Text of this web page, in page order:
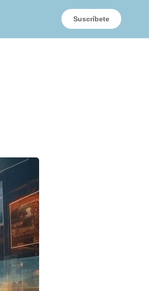
Suscríbete